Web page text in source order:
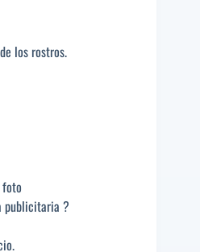
los rostros.
publicitaria ?